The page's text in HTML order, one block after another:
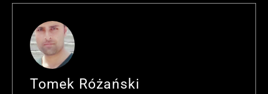
Tomek Różański